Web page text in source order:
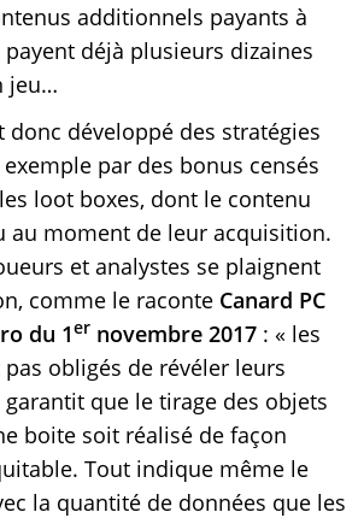
additionnels payants à
déjà plusieurs dizaines
jeu…
donc développé des stratégies
par des bonus censés
loot boxes, dont le contenu
au moment de leur acquisition.
et analystes se plaignent
comme le raconte Canard PC
du 1er novembre 2017 : « les
pas obligés de révéler leurs
que le tirage des objets
boite soit réalisé de façon
Tout indique même le
la quantité de données que les